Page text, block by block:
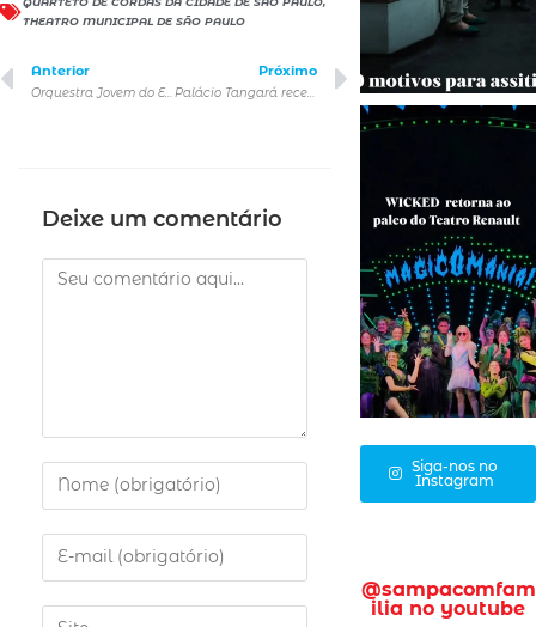
THEATRO MUNICIPAL DE SÃO PAULO
Anterior Próximo
Palácio Tangará recebe apresentação especial de Paula Lima
Deixe um comentário
Siga-nos no
Instagram
@sampacomfam
ilia no youtube